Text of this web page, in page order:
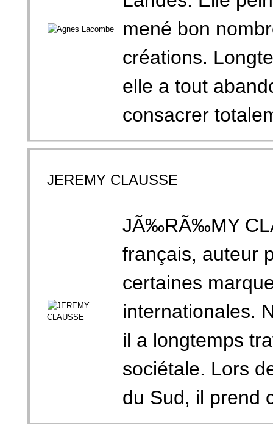
mené bon
créations.
elle a tout
consacrer
JEREMY CLAUSSE
JÃ‰RÃ‰MY
français, auteur
certaines
internationales.
il a longtemps
sociétale. Lors
du Sud, il prend